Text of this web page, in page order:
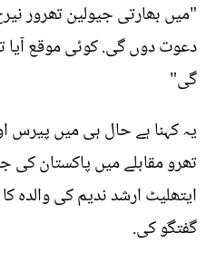
"میں بھارتی جیولین تھرور
دعوت دوں گی. کوئی موقع آیا
گی"
تھرو مقابلے میں پاکستان کی
ایتھلیٹ ارشد ندیم کی
گفتگو کی.